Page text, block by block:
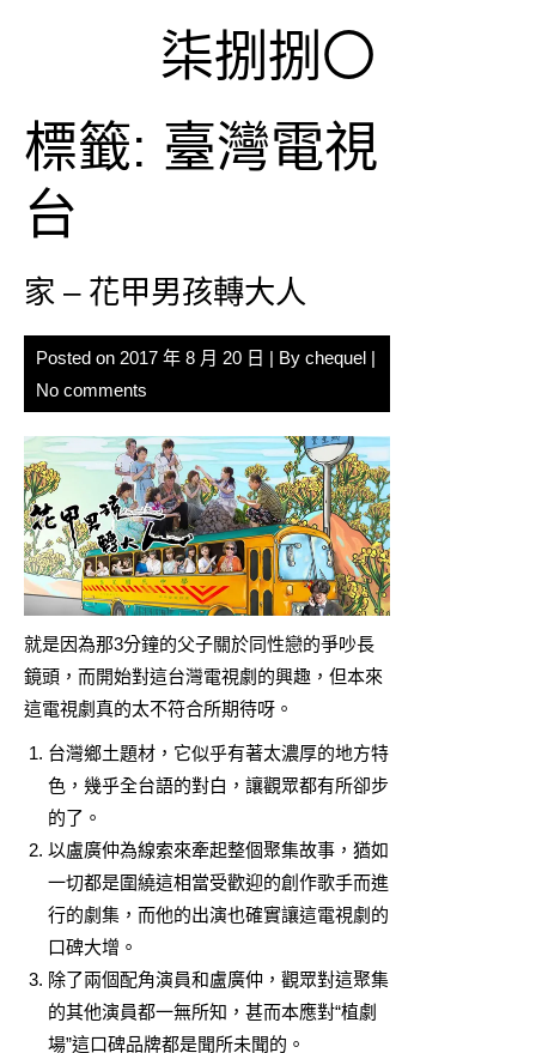
柒捌捌〇
標籤: 臺灣電視
台
家 – 花甲男孩轉大人
Posted on 2017 年 8 月 20 日 | By chequel |
No comments
就是因為那3分鐘的父子關於同性戀的爭吵長
鏡頭，而開始對這台灣電視劇的興趣，但本來
這電視劇真的太不符合所期待呀。
台灣鄉土題材，它似乎有著太濃厚的地方特
色，幾乎全台語的對白，讓觀眾都有所卻步
的了。
以盧廣仲為線索來牽起整個聚集故事，猶如
一切都是圍繞這相當受歡迎的創作歌手而進
行的劇集，而他的出演也確實讓這電視劇的
口碑大增。
除了兩個配角演員和盧廣仲，觀眾對這聚集
的其他演員都一無所知，甚而本應對“植劇
場”這口碑品牌都是聞所未聞的。